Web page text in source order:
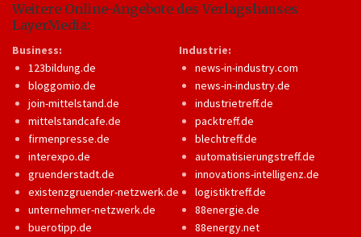
Weitere Online-Angebote des Verlagshauses
LayerMedia:
Business:
123bildung.de
bloggomio.de
join-mittelstand.de
mittelstandcafe.de
firmenpresse.de
interexpo.de
gruenderstadt.de
existenzgruender-netzwerk.de
unternehmer-netzwerk.de
buerotipp.de
Industrie:
news-in-industry.com
news-in-industry.de
industrietreff.de
packtreff.de
blechtreff.de
automatisierungstreff.de
innovations-intelligenz.de
logistiktreff.de
88energie.de
88energy.net